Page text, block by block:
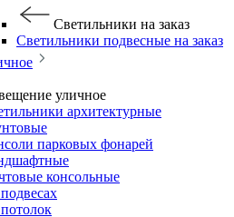
Светильники на заказ
Светильники подвесные на заказ
уличное
архитектурные
парковых фонарей
консольные